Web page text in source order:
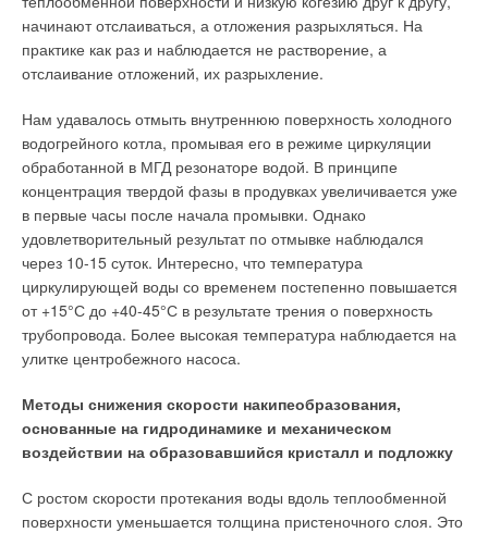
начинают отслаиваться, а отложения разрыхляться. На
практике как раз и наблюдается не растворение, а
отслаивание отложений, их разрыхление.
Нам удавалось отмыть внутреннюю поверхность холодного
водогрейного котла, промывая его в режиме циркуляции
обработанной в МГД резонаторе водой. В принципе
концентрация твердой фазы в продувках увеличивается уже
в первые часы после начала промывки. Однако
удовлетворительный результат по отмывке наблюдался
через 10-15 суток. Интересно, что температура
циркулирующей воды со временем постепенно повышается
от +15°С до +40-45°С в результате трения о поверхность
трубопровода. Более высокая температура наблюдается на
улитке центробежного насоса.
Методы снижения скорости накипеобразования,
основанные на гидродинамике и механическом
воздействии на образовавшийся кристалл и подложку
С ростом скорости протекания воды вдоль теплообменной
поверхности уменьшается толщина пристеночного слоя. Это